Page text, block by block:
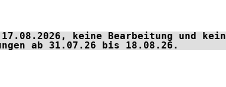
keine Bearbeitung und kein
ab 31.07.26 bis 18.08.26.